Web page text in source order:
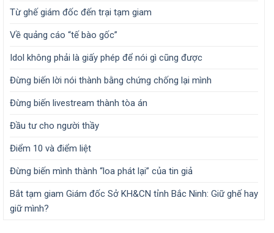
Từ ghế giám đốc đến trại tạm giam
Về quảng cáo “tế bào gốc”
Idol không phải là giấy phép để nói gì cũng được
Đừng biến lời nói thành bằng chứng chống lại mình
Đừng biến livestream thành tòa án
Đầu tư cho người thầy
Điểm 10 và điểm liệt
Đừng biến mình thành “loa phát lại” của tin giả
Bắt tạm giam Giám đốc Sở KH&CN tỉnh Bắc Ninh: Giữ ghế hay
giữ mình?